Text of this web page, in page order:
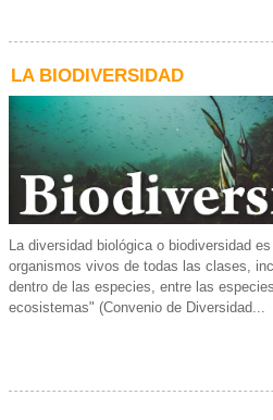
LA BIODIVERSIDAD
La diversidad biológica o biodiversidad
organismos vivos de todas las clases,
dentro de las especies, entre las
ecosistemas" (Convenio de Diversidad...